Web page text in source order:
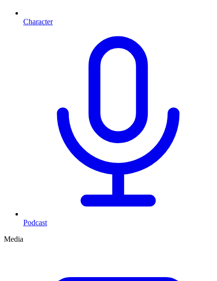
Character
Podcast
Media